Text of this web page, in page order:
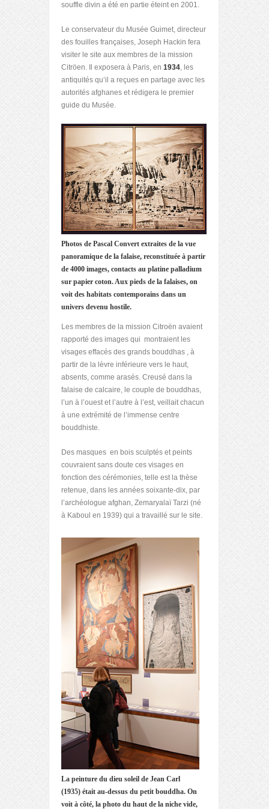
souffle divin a été en partie éteint en 2001.
Le conservateur du Musée Guimet, directeur
des fouilles françaises, Joseph Hackin fera
visiter le site aux membres de la mission
Citröen. Il exposera à Paris, en 1934, les
antiquités qu’il a reçues en partage avec les
autorités afghanes et rédigera le premier
guide du Musée.
Photos de Pascal Convert extraites de la vue
panoramique de la falaise, reconstituée à partir
de 4000 images, contacts au platine palladium
sur papier coton. Aux pieds de la falaises, on
voit des habitats contemporains dans un
univers devenu hostile.
Les membres de la mission Citroën avaient
rapporté des images qui montraient les
visages effacés des grands bouddhas , à
partir de la lèvre inférieure vers le haut,
absents, comme arasés. Creusé dans la
falaise de calcaire, le couple de bouddhas,
l’un à l’ouest et l’autre à l’est, veillait chacun
à une extrémité de l’immense centre
bouddhiste.
Des masques en bois sculptés et peints
couvraient sans doute ces visages en
fonction des cérémonies, telle est la thèse
retenue, dans les années soixante-dix, par
l’archéologue afghan, Zemaryalaï Tarzi (né
à Kaboul en 1939) qui a travaillé sur le site.
La peinture du dieu soleil de Jean Carl
(1935) était au-dessus du petit bouddha. On
voit à côté, la photo du haut de la niche vide,